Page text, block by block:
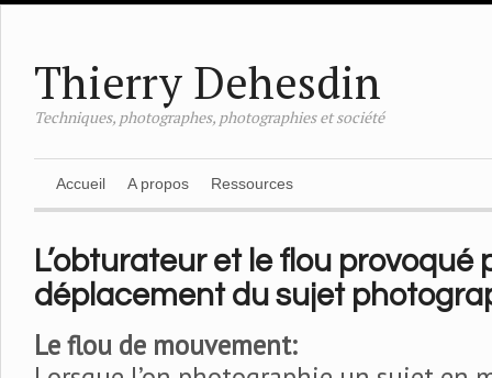
Thierry Dehesdin
Techniques, photographes, photographies et société
Accueil A propos Ressources
L’obturateur et le flou provoqué
déplacement du sujet
Le flou de mouvement: